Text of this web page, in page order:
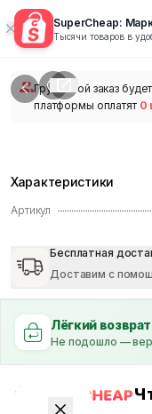
SuperCheap:
Тысячи товаров в
1/
Групповой заказ
платформы оплатят 0
Характеристики
Артикул
Бесплатная
Доставим с
Лёгкий возврат
Не подошло —